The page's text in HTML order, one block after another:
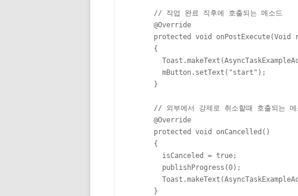
      // 작업 완료 직후에 호출되는 메소드
      @Override
protected void onPostExecute(Void
      {
        mButton.setText("start");
      }
// 외부에서 강제로 취소할때 호출되는 메
      @Override
      protected void onCancelled()
      {
        isCanceled = true;
        publishProgress(0);
      }